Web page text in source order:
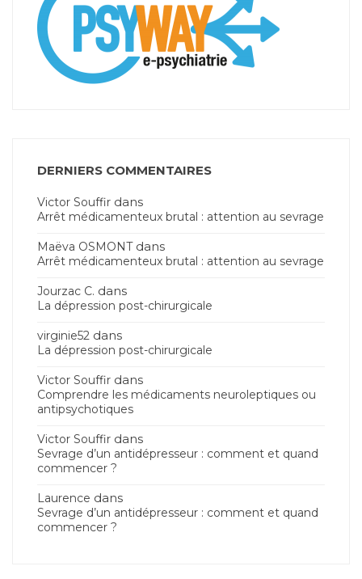
DERNIERS COMMENTAIRES
Victor Souffir dans
Arrêt médicamenteux brutal : attention au sevrage
Maëva OSMONTdans
Arrêt médicamenteux brutal : attention au sevrage
Jourzac C. dans
La dépression post-chirurgicale
virginie52 dans
La dépression post-chirurgicale
Victor Souffir dans
Comprendre les médicaments neuroleptiques ou
antipsychotiques
Victor Souffir dans
Sevrage d’un antidépresseur : comment et quand
commencer ?
Laurence dans
Sevrage d’un antidépresseur : comment et quand
commencer ?